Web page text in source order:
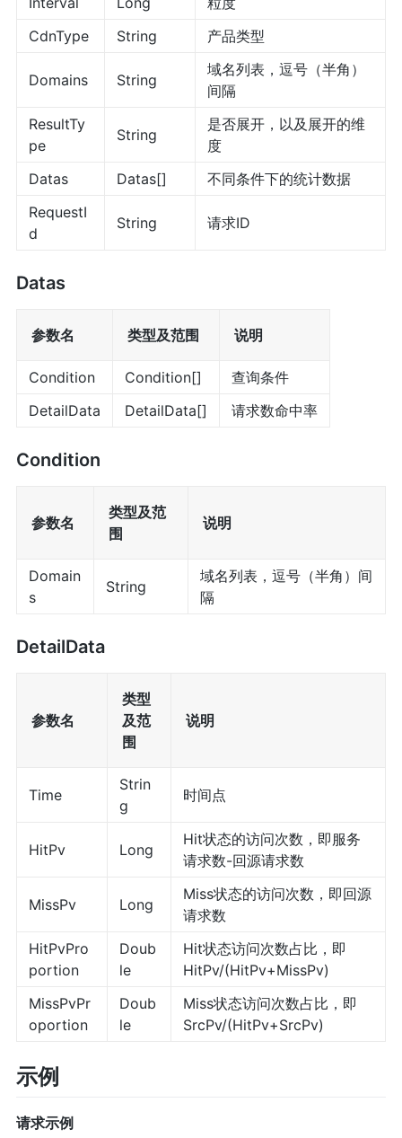
CdnType
String 产品类型
Domains String
域名列表，逗号（半角）
间隔
ResultTy
pe
String
是否展开，以及展开的维
度
Datas
Datas[]
不同条件下的统计数据
RequestI
d
String 请求ID
Datas
参数名 类型及范围 说明
Condition Condition[]
查询条件
DetailData
DetailData[] 请求数命中率
Condition
参数名
类型及范
围
说明
Domain
s
String
域名列表，逗号（半角）间
隔
DetailData
参数名
类型
及范
围
说明
Time
Strin
g
时间点
HitPv Long
Hit状态的访问次数，即服务
请求数-回源请求数
MissPv Long
Miss状态的访问次数，即回源
请求数
HitPvPro
portion
Doub
le
Hit状态访问次数占比，即
HitPv/(HitPv+MissPv)
MissPvPr
oportion
Doub
le
Miss状态访问次数占比，即
SrcPv/(HitPv+SrcPv)
示例
请求示例